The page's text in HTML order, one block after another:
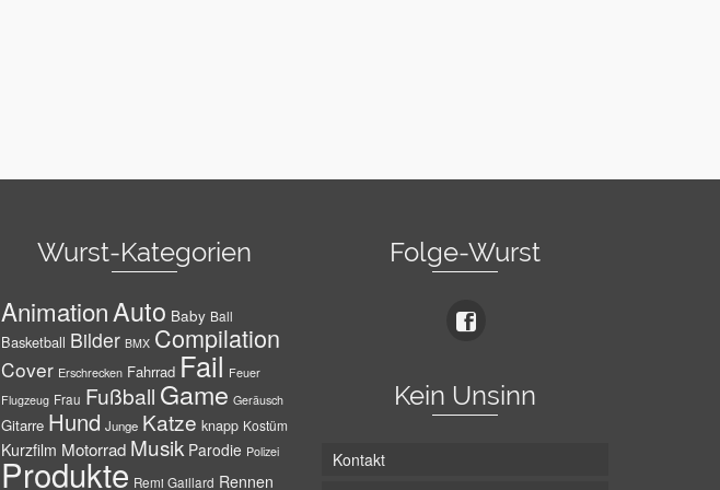
Wurst-Kategorien
AnimationAuto Baby Ball
Basketball Bilder BMX Compilation
Cover Erschrecken Fahrrad Fail Feuer
Flugzeug Frau Fußball Game Geräusch
Gitarre Hund Junge Katze knapp Kostüm
Kurzfilm Motorrad Musik Parodie Polizei
Produkte Remi Gaillard Rennen
Folge-Wurst
Kein Unsinn
Kontakt